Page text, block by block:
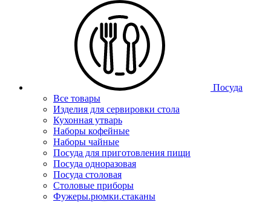
Посуда
Все товары
Изделия для сервировки стола
Кухонная утварь
Наборы кофейные
Наборы чайные
Посуда для приготовления пищи
Посуда одноразовая
Посуда столовая
Столовые приборы
Фужеры.рюмки.стаканы